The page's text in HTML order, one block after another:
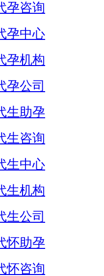
孕咨询
孕中心
孕机构
孕公司
生助孕
生咨询
生中心
生机构
生公司
怀助孕
怀咨询